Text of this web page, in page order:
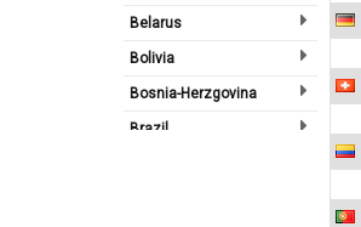
Belarus
Bolivia
Bosnia-Herzgovina
Brazil